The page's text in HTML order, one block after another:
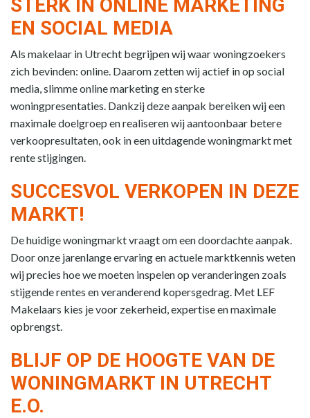
STERK IN ONLINE MARKETING
EN SOCIAL MEDIA
Als makelaar in Utrecht begrijpen wij waar woningzoekers
zich bevinden: online. Daarom zetten wij actief in op social
media, slimme online marketing en sterke
woningpresentaties. Dankzij deze aanpak bereiken wij een
maximale doelgroep en realiseren wij aantoonbaar betere
verkoopresultaten, ook in een uitdagende woningmarkt met
rente stijgingen.
SUCCESVOL VERKOPEN IN DEZE
MARKT!
De huidige woningmarkt vraagt om een doordachte aanpak.
Door onze jarenlange ervaring en actuele marktkennis weten
wij precies hoe we moeten inspelen op veranderingen zoals
stijgende rentes en veranderend kopersgedrag. Met LEF
Makelaars kies je voor zekerheid, expertise en maximale
opbrengst.
BLIJF OP DE HOOGTE VAN DE
WONINGMARKT IN UTRECHT
E.O.